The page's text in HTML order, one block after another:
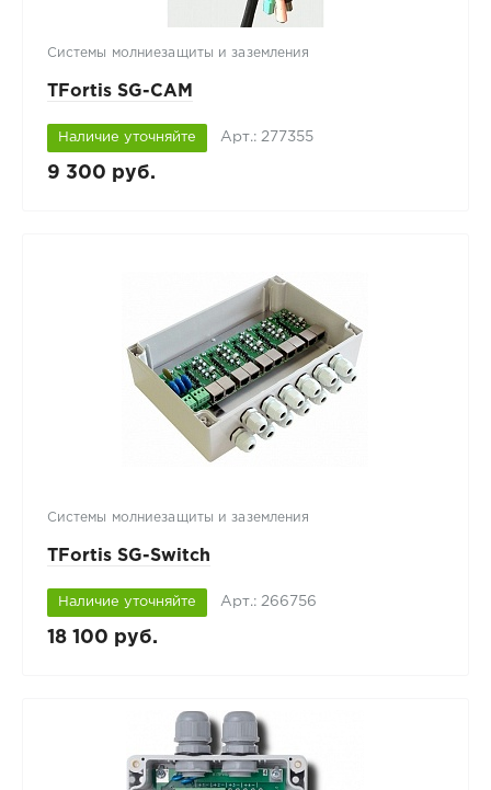
Системы молниезащиты и заземления
TFortis SG-CAM
Наличие уточняйте Арт.: 277355
9 300 руб.
Системы молниезащиты и заземления
TFortis SG-Switch
Наличие уточняйте Арт.: 266756
18 100 руб.